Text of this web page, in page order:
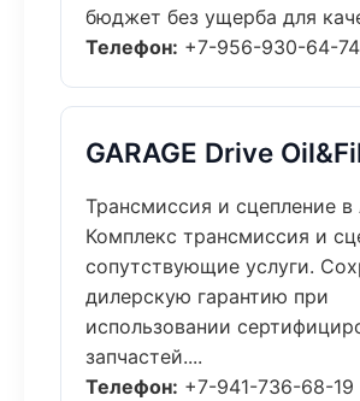
бюджет без ущерба для
Телефон: +7-956-930-64-74
GARAGE Drive
Трансмиссия и сцепление в
Комплекс трансмиссия и
сопутствующие услуги.
дилерскую гарантию при
использовании
запчастей....
Телефон: +7-941-736-68-19